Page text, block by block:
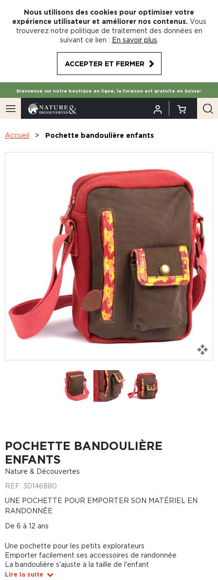
Nous utilisons des cookies pour optimiser votre
expérience utilisateur et améliorer nos contenus. Vous
trouverez notre politique de traitement des données en
suivant ce lien : En savoir plus
ACCEPTER ET FERMER
Bienvenue sur notre boutique en ligne, la livraison est gratuite en Suisse!
Accueil Pochette bandoulière enfants
POCHETTE BANDOULIÈRE
ENFANTS
Nature & Découvertes
REF. 30146880
UNE POCHETTE POUR EMPORTER SON MATÉRIEL EN
RANDONNÉE
De 6 à 12 ans
Une pochette pour les petits explorateurs
Emporter facilement ses accessoires de randonnée
La bandoulière s'ajuste à la taille de l'enfant
Lire la suite